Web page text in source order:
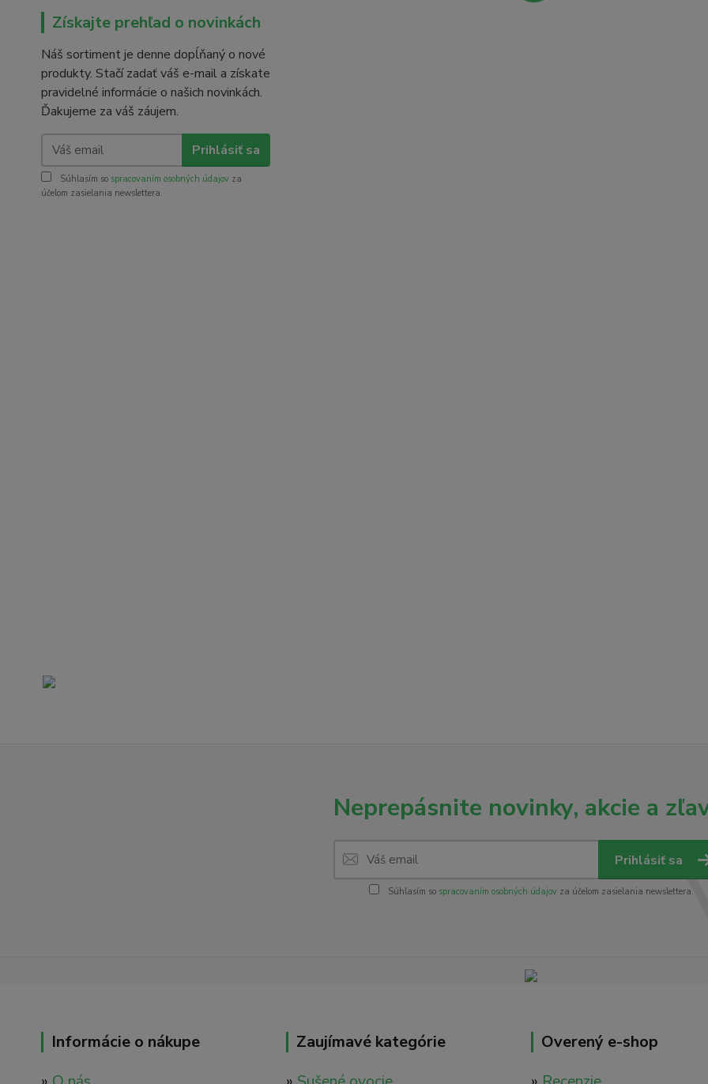
Získajte prehľad o novinkách
Náš sortiment je denne dopĺňaný o nové
produkty. Stačí zadať váš e-mail a získate
pravidelné informácie o našich novinkách.
Ďakujeme za váš záujem.
Prihlásiť sa
Súhlasím so spracovaním osobných údajov za
účelom zasielania newslettera.
Neprepásnite novinky, akcie a
Prihlásiť sa
Súhlasím so spracovaním osobných údajovza účelom zasielania newslettera.
Informácie o nákupe Zaujímavé kategórie Overený e-shop